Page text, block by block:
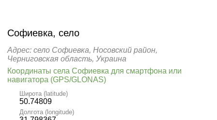
Софиевка, село
Адрес: село Софиевка, Носовский район,
Черниговская область, Украина
Координаты села Софиевка для смартфона или
навигатора (GPS/GLONAS)
Широта (latitude)
50.74809
Долгота (longitude)